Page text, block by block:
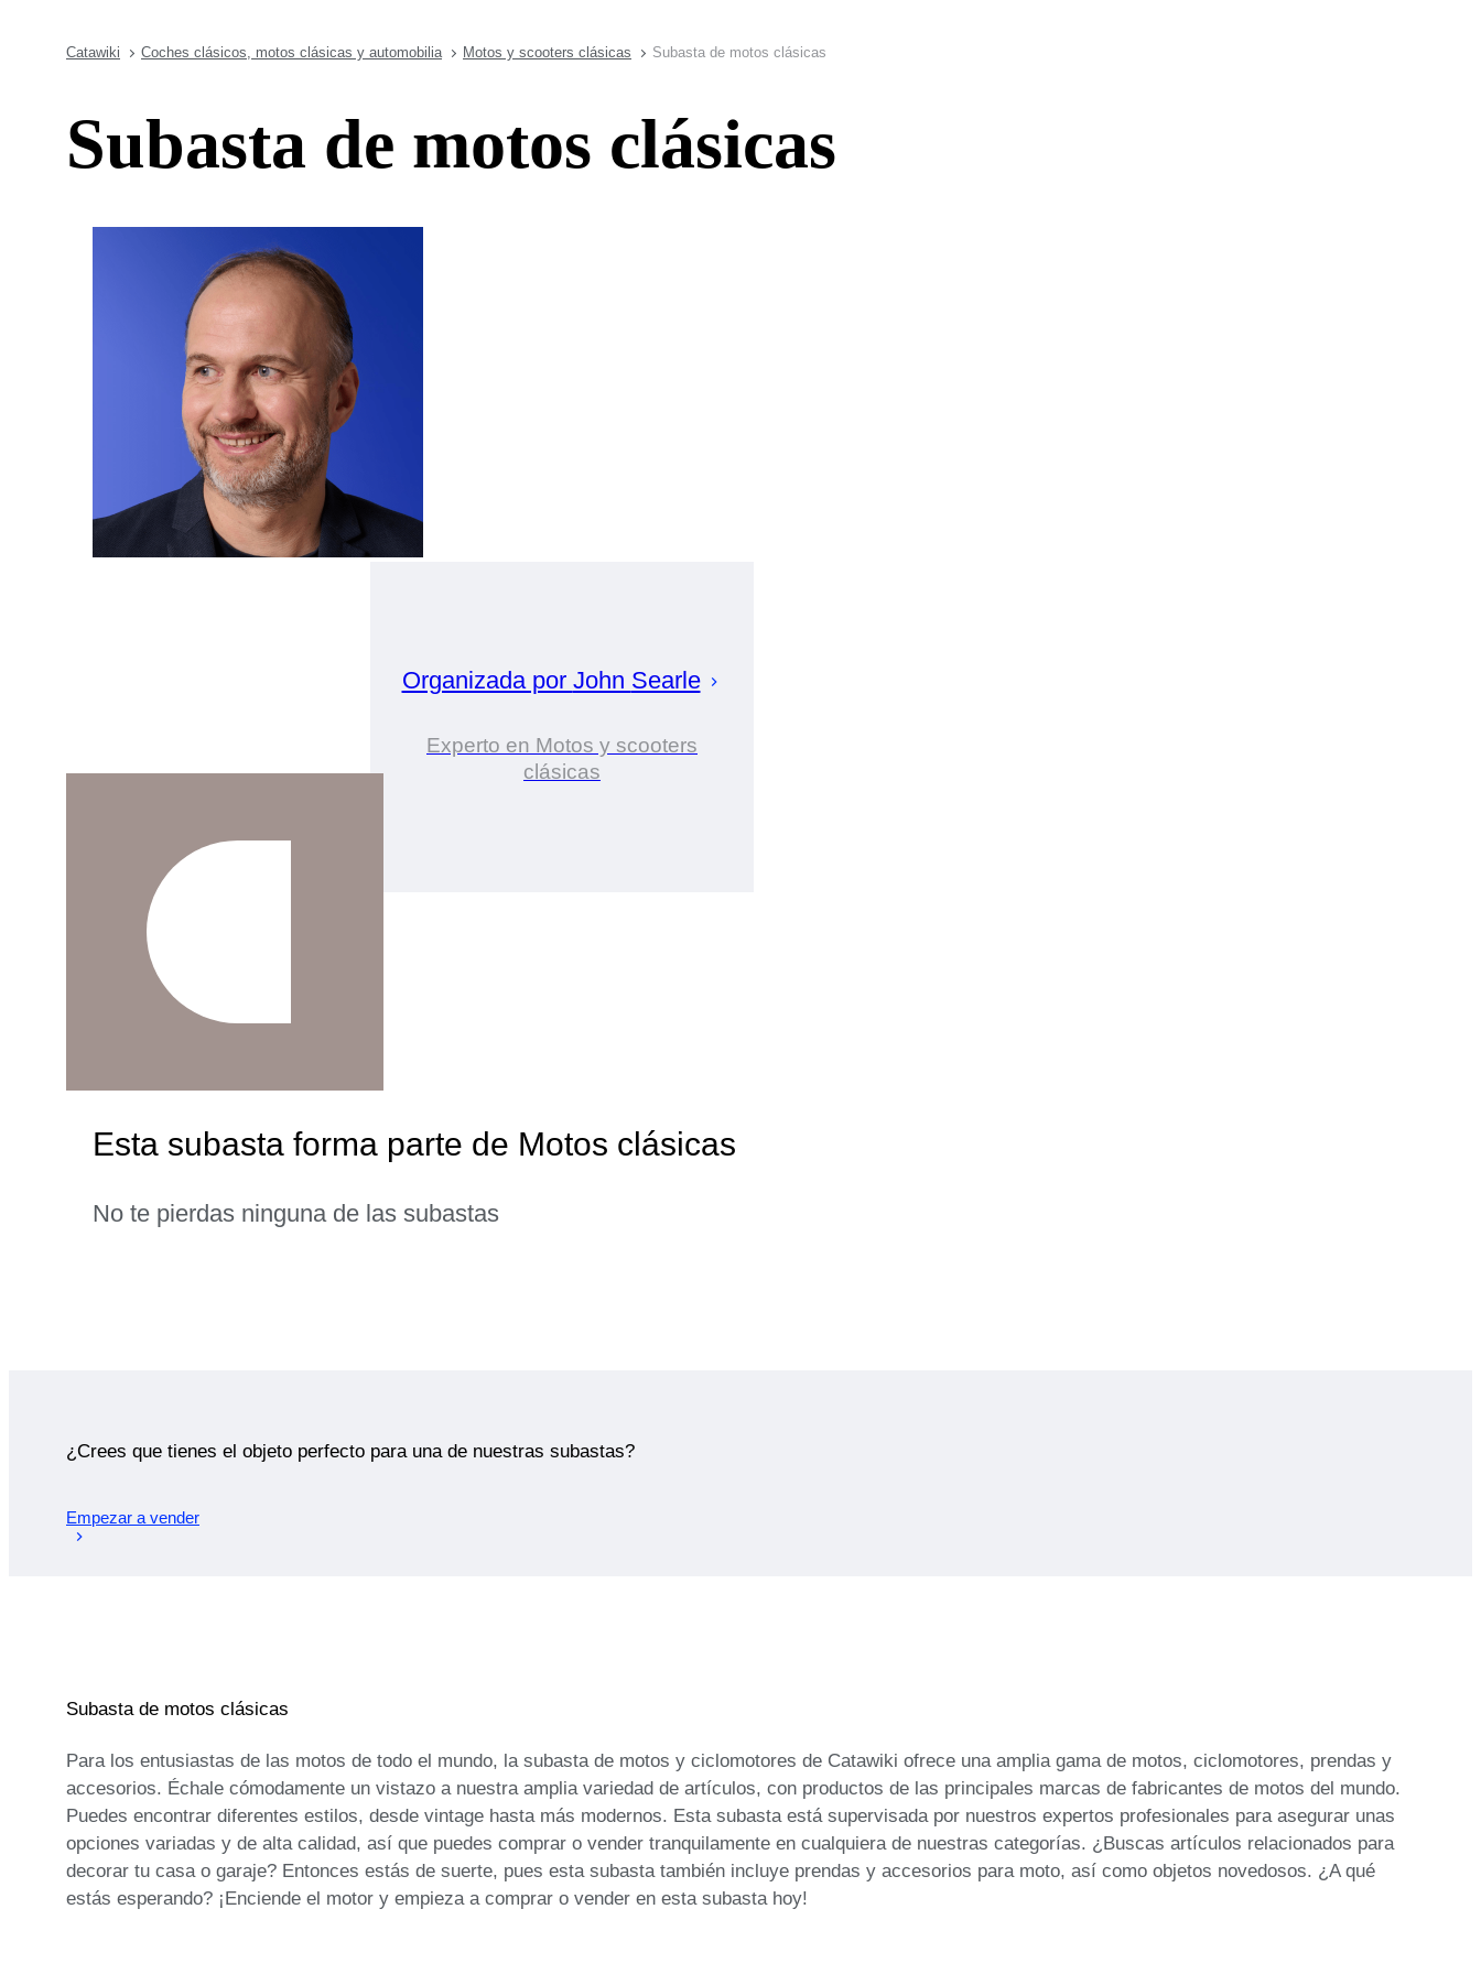
Catawiki Coches clásicos, motos clásicas y automobilia Motos y scooters clásicas Subasta de motos clásicas
Subasta de motos clásicas
Organizada por John Searle
Experto en Motos y scooters
clásicas
Esta subasta forma parte de Motos clásicas
No te pierdas ninguna de las subastas
¿Crees que tienes el objeto perfecto para una de nuestras subastas?
Empezar a vender
Subasta de motos clásicas
Para los entusiastas de las motos de todo el mundo, la subasta de motos y ciclomotores de Catawiki ofrece una amplia gama de motos, ciclomotores, prendas y
accesorios. Échale cómodamente un vistazo a nuestra amplia variedad de artículos, con productos de las principales marcas de fabricantes de motos del mundo.
Puedes encontrar diferentes estilos, desde vintage hasta más modernos. Esta subasta está supervisada por nuestros expertos profesionales para asegurar unas
opciones variadas y de alta calidad, así que puedes comprar o vender tranquilamente en cualquiera de nuestras categorías. ¿Buscas artículos relacionados para
decorar tu casa o garaje? Entonces estás de suerte, pues esta subasta también incluye prendas y accesorios para moto, así como objetos novedosos. ¿A qué
estás esperando? ¡Enciende el motor y empieza a comprar o vender en esta subasta hoy!